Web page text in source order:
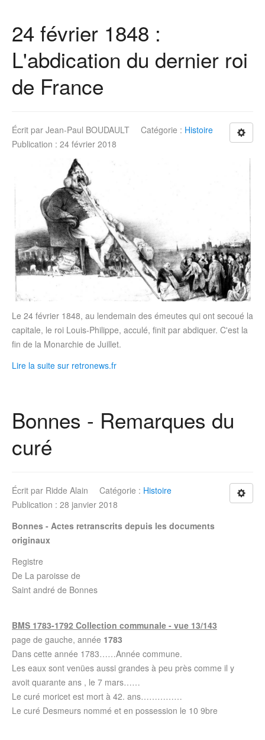
24 février 1848 :
L'abdication du dernier roi
de France
Écrit par Jean-Paul BOUDAULT Catégorie : Histoire
Publication : 24 février 2018
Le 24 février 1848, au lendemain des émeutes qui ont secoué la
capitale, le roi Louis-Philippe, acculé, finit par abdiquer. C'est la
fin de la Monarchie de Juillet.
Lire la suite sur retronews.fr
Bonnes - Remarques du
curé
Écrit par Ridde Alain Catégorie : Histoire
Publication : 28 janvier 2018
Bonnes - Actes retranscrits depuis les documents
originaux
Registre
De La paroisse de
Saint andré de Bonnes
BMS 1783-1792 Collection communale - vue 13/143
page de gauche, année 1783
Dans cette année 1783……Année commune.
Les eaux sont venües aussi grandes à peu près comme il y
avoit quarante ans , le 7 mars……
Le curé moricet est mort à 42. ans……………
Le curé Desmeurs nommé et en possession le 10 9bre